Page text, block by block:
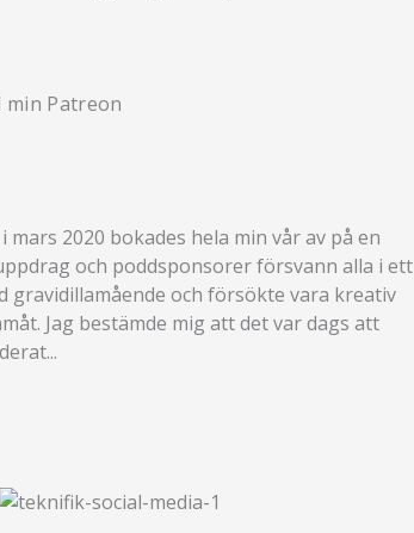
Patreon
2020 bokades hela min vår av på en
och poddsponsorer försvann alla i ett
gravidillamående och försökte vara kreativ
Jag bestämde mig att det var dags att